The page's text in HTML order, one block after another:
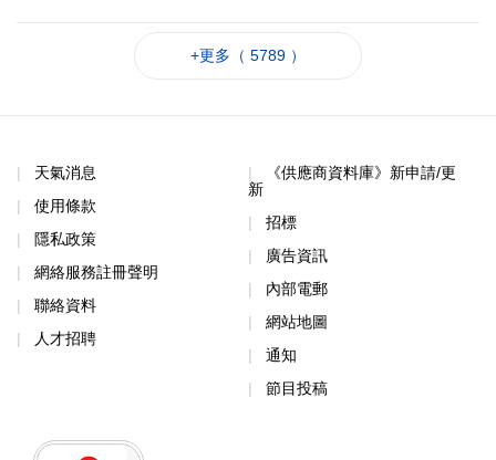
+更多（ 5789 ）
天氣消息
使用條款
隱私政策
網絡服務註冊聲明
聯絡資料
人才招聘
《供應商資料庫》新申請/更
新
招標
廣告資訊
內部電郵
網站地圖
通知
節目投稿